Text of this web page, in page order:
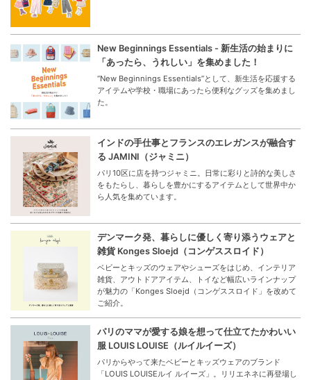
New Beginnings Essentials - 新生活の始まりに
「あったら、うれしい」を集めました！
“New Beginnings Essentials”として、新生活を応援する
アイテムや学校・職場にあったら便利なグッズを集めまし
た。
インドの手仕事とフランスのエレガンスが融合す
る JAMINI（ジャミニ）
パリ10区に店を持つジャミニ。日常に彩りと詩的な美しさ
をもたらし、暮らしを豊かにするアイテムとして世界中か
ら人気を集めています。
デンマーク発、暮らしに優しく寄り添うウェアと
雑貨 Konges Sloejd（コンゲススロイド）
ベビーとキッズのウェアやシューズをはじめ、インテリア
雑貨、アウトドアアイテム、トイなど幅広いラインナップ
が魅力の「Konges Sloejd（コンゲススロイド」を改めて
ご紹介。
パリのママが愛する娘を想って仕立てたかわいい
服 LOUIS LOUISE（ルイルイーズ）
パリからやって来たベビーとキッズウェアのブランド
「LOUIS LOUISEルイ ルイーズ」。リリエネネに再登場し